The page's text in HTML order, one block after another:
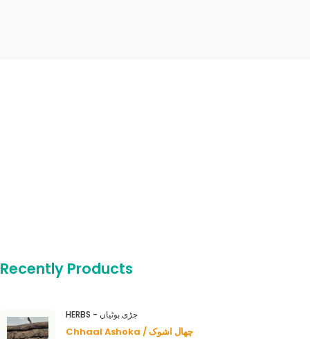
Recently Products
HERBS - جڑی بوٹیاں
Chhaal Ashoka / چھال اشوک